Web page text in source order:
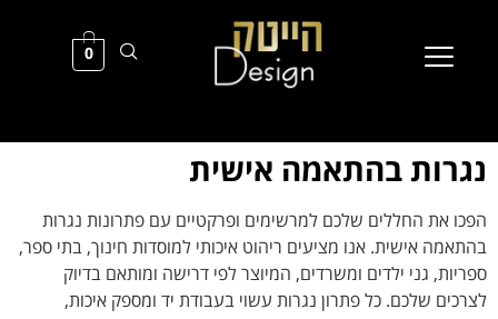
0
נגרות בהתאמה אישית
הפכו את החללים שלכם למרשימים ופרקטיים עם פתרונות נגרות
בהתאמה אישית. אנו מציעים ריהוט איכותי למוסדות חינוך, בתי ספר,
ספריות, גני ילדים ומשרדים, המיוצר לפי דרישה ומותאם בדיוק
לצרכים שלכם. כל פתרון נגרות עשוי בעבודת יד ומספק איכות,